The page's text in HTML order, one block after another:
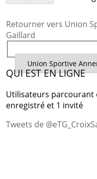
Retourner vers Union
Gaillard
QUI EST EN LIGNE
Utilisateurs parcourant
enregistré et 1 invité
Tweets de